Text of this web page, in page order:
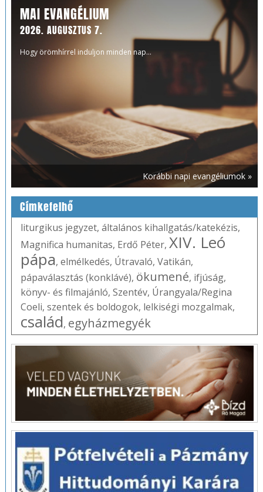
MAI EVANGÉLIUM
2026. AUGUSZTUS 7.
Hogy örömhírrel induljon minden nap...
Korábbi napi evangéliumok »
Címkefelhő
liturgikus jegyzet, általános kihallgatás/katekézis,
Magnifica humanitas, Erdő Péter, XIV. Leó
pápa, elmélkedés, Útravaló, Vatikán,
pápaválasztás (konklávé), ökumené, ifjúság,
könyv- és filmajánló, Szentév, Úrangyala/Regina
Coeli, szentek és boldogok, lelkiségi mozgalmak,
család, egyházmegyék